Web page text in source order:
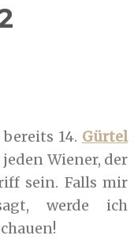
14. Gürtel
Wiener, der
sein. Falls mir
werde ich